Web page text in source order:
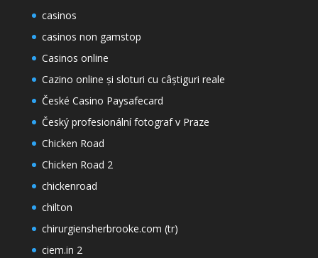
casinos
casinos non gamstop
Casinos online
Cazino online și sloturi cu câștiguri reale
České Casino Paysafecard
Český profesionální fotograf v Praze
Chicken Road
Chicken Road 2
chickenroad
chilton
chirurgiensherbrooke.com (tr)
ciem.in 2